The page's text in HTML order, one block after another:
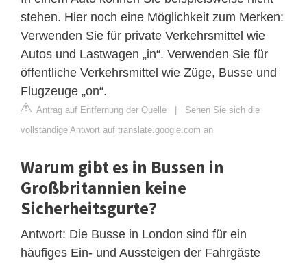
stehen. Hier noch eine Möglichkeit zum Merken:
Verwenden Sie für private Verkehrsmittel wie
Autos und Lastwagen „in“. Verwenden Sie für
öffentliche Verkehrsmittel wie Züge, Busse und
Flugzeuge „on“.
Antrag auf Entfernung der Quelle | Sehen Sie sich die
vollständige Antwort auf translate.google.com an
Warum gibt es in Bussen in
Großbritannien keine
Sicherheitsgurte?
Antwort: Die Busse in London sind für ein
häufiges Ein- und Aussteigen der Fahrgäste